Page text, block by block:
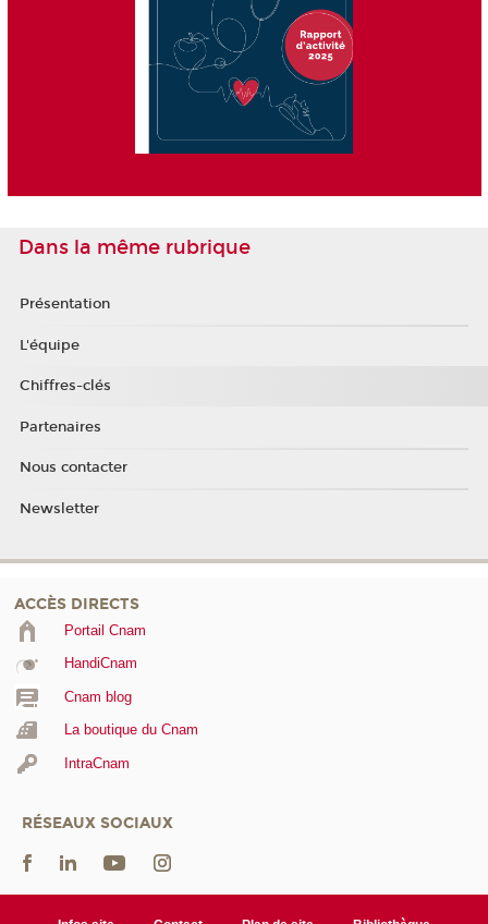
Dans la même rubrique
Présentation
L'équipe
Chiffres-clés
Partenaires
Nous contacter
Newsletter
ACCÈS DIRECTS
Portail Cnam
HandiCnam
Cnam blog
La boutique du Cnam
IntraCnam
RÉSEAUX SOCIAUX